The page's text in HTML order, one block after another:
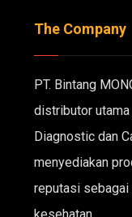
The Company
PT. Bintang
distributor
Diagnostic dan
menyediakan
reputasi